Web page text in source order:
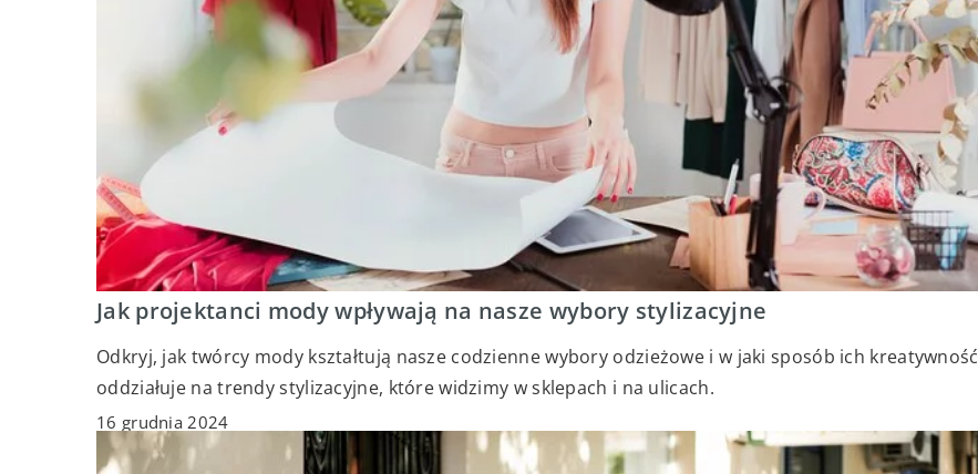
Jak projektanci mody wpływają na nasze wybory stylizacyjne
Odkryj, jak twórcy mody kształtują nasze codzienne wybory odzieżowe i w jaki sposób ich kreatywność
oddziałuje na trendy stylizacyjne, które widzimy w sklepach i na ulicach.
16 grudnia 2024